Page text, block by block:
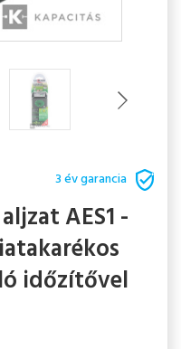
3 év garancia
AES1 -
időzítővel